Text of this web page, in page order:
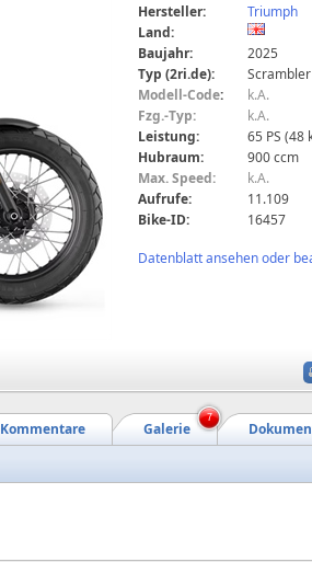
Hersteller:
Triumph
Land:
Baujahr:
2025
Typ (2ri.de):
Scrambler
Modell-Code:
k.A.
Fzg.-Typ:
k.A.
Leistung:
65 PS (48
Hubraum:
900 ccm
Max. Speed:
k.A.
Aufrufe:
11.109
Bike-ID:
16457
Datenblatt ansehen oder
Galerie
Kommentare
7